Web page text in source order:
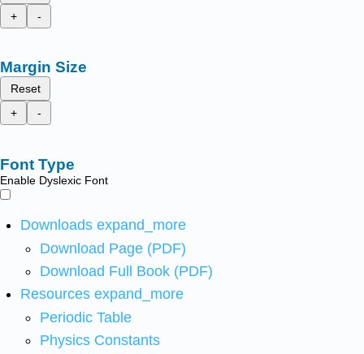
+
-
Margin Size
Reset
+
-
Font Type
Enable Dyslexic Font
Downloads expand_more
Download Page (PDF)
Download Full Book (PDF)
Resources expand_more
Periodic Table
Physics Constants